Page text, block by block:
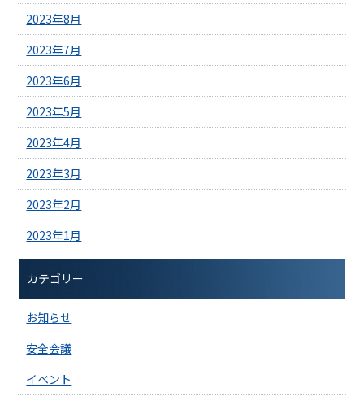
2023年8月
2023年7月
2023年6月
2023年5月
2023年4月
2023年3月
2023年2月
2023年1月
カテゴリー
お知らせ
安全会議
イベント